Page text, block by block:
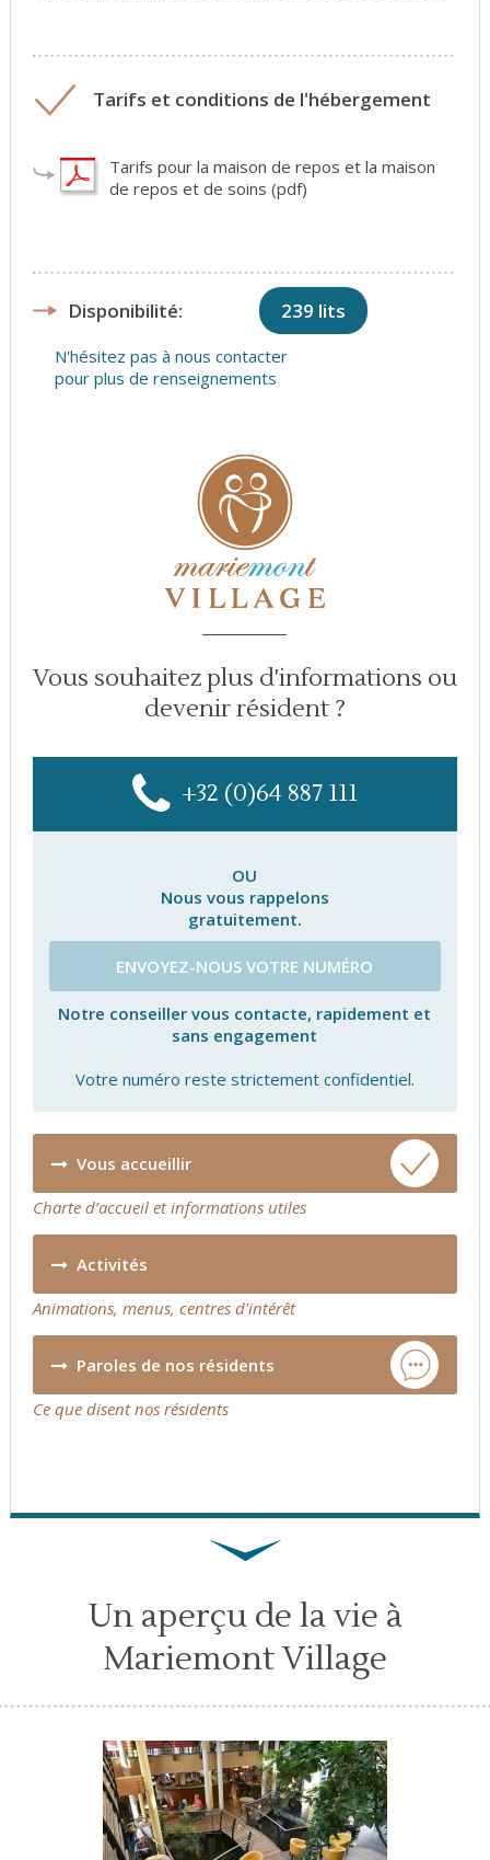
Tarifs et conditions de l'hébergement
Tarifs pour la maison de repos et la maison
de repos et de soins (pdf)
Disponibilité: 239 lits
N'hésitez pas à nous contacter
pour plus de renseignements
Vous souhaitez plus d'informations ou
devenir résident ?
+32 (0)64 887 111
OU
Nous vous rappelons
gratuitement.
ENVOYEZ-NOUS VOTRE NUMÉRO
Notre conseiller vous contacte, rapidement et
sans engagement
Votre numéro reste strictement confidentiel.
Vous accueillir
Charte d’accueil et informations utiles
Activités
Animations, menus, centres d'intérêt
Paroles de nos résidents
Ce que disent nos résidents
Un aperçu de la vie à
Mariemont Village